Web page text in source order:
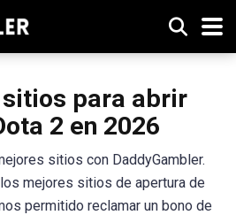
para abrir
2 en 2026
sitios con DaddyGambler.
mejores sitios de apertura de
permitido reclamar un bono de